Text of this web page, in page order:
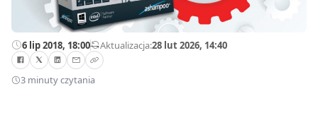
6 lip 2018, 18:00—Aktualizacja:28 lut 2026, 14:40
3 minuty czytania